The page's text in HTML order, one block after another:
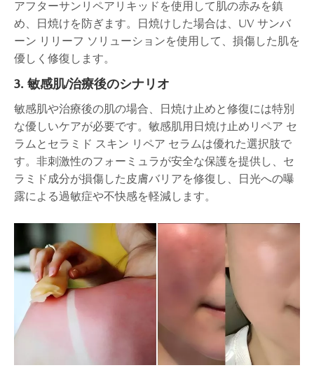
アフターサンリペアリキッドを使用して肌の赤みを鎮
め、日焼けを防ぎます。日焼けした場合は、UV サンバ
ーン リリーフ ソリューションを使用して、損傷した肌を
優しく修復します。
3. 敏感肌/治療後のシナリオ
敏感肌や治療後の肌の場合、日焼け止めと修復には特別
な優しいケアが必要です。敏感肌用日焼け止めリペア セ
ラムとセラミド スキン リペア セラムは優れた選択肢で
す。非刺激性のフォーミュラが安全な保護を提供し、セ
ラミド成分が損傷した皮膚バリアを修復し、日光への曝
露による過敏症や不快感を軽減します。